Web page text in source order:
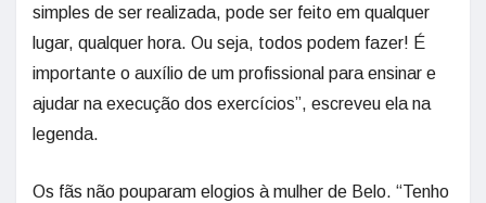
simples de ser realizada, pode ser feito em qualquer
lugar, qualquer hora. Ou seja, todos podem fazer! É
importante o auxílio de um profissional para ensinar e
ajudar na execução dos exercícios”, escreveu ela na
legenda.
Os fãs não pouparam elogios à mulher de Belo. “Tenho